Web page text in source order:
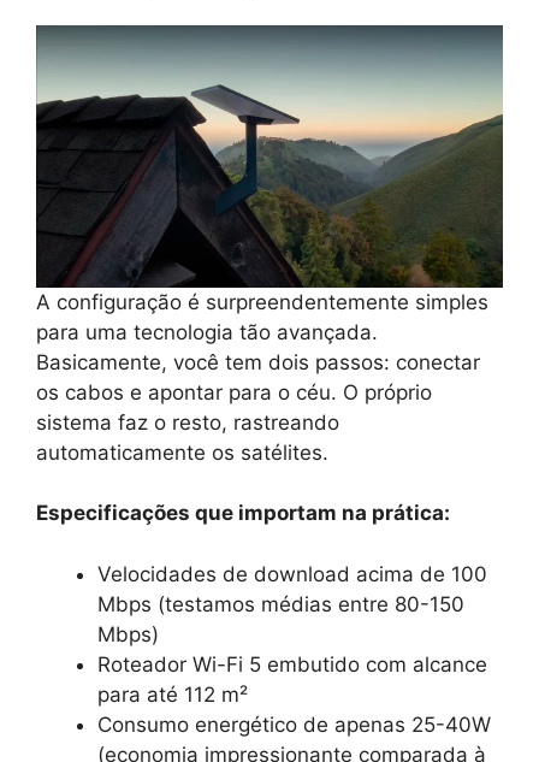
A configuração é surpreendentemente simples
para uma tecnologia tão avançada.
Basicamente, você tem dois passos: conectar
os cabos e apontar para o céu. O próprio
sistema faz o resto, rastreando
automaticamente os satélites.
Especificações que importam na prática:
Velocidades de download acima de 100
Mbps (testamos médias entre 80-150
Mbps)
Roteador Wi-Fi 5 embutido com alcance
para até 112 m²
Consumo energético de apenas 25-40W
(economia impressionante comparada à